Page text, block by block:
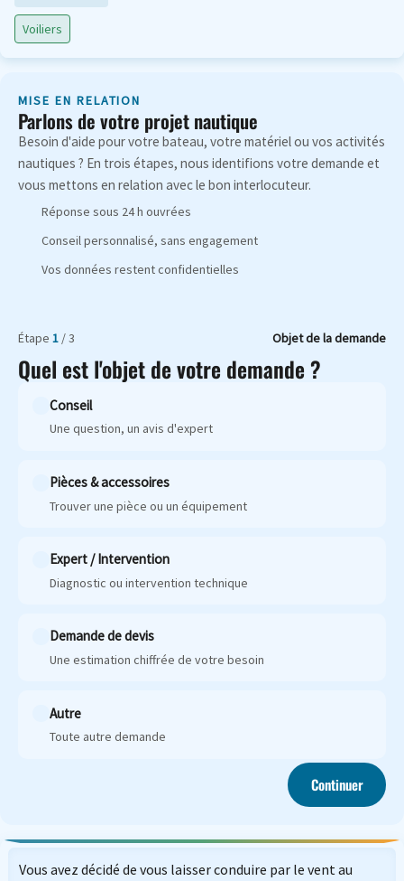
Voiliers
MISE EN RELATION
Parlons de votre projet nautique
Besoin d'aide pour votre bateau, votre matériel ou vos activités
nautiques ? En trois étapes, nous identifions votre demande et
vous mettons en relation avec le bon interlocuteur.
Réponse sous 24 h ouvrées
Conseil personnalisé, sans engagement
Vos données restent confidentielles
Étape 1 / 3 Objet de la demande
Quel est l'objet de votre demande ?
Conseil
Une question, un avis d'expert
Pièces & accessoires
Trouver une pièce ou un équipement
Expert / Intervention
Diagnostic ou intervention technique
Demande de devis
Une estimation chiffrée de votre besoin
Autre
Toute autre demande
Continuer
Vous avez décidé de vous laisser conduire par le vent au